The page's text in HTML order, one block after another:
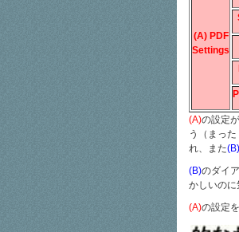
(A) PDF
Settings
(A)の設定が
う（まっ
れ、また(B)
(B)のダイ
かしいのに
(A)の設定